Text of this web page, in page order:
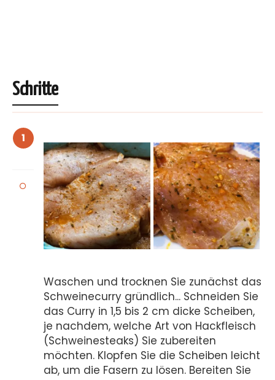
Schritte
1
Waschen und trocknen Sie zunächst das
Schweinecurry gründlich... Schneiden Sie
das Curry in 1,5 bis 2 cm dicke Scheiben,
je nachdem, welche Art von Hackfleisch
(Schweinesteaks) Sie zubereiten
möchten. Klopfen Sie die Scheiben leicht
ab, um die Fasern zu lösen. Bereiten Sie